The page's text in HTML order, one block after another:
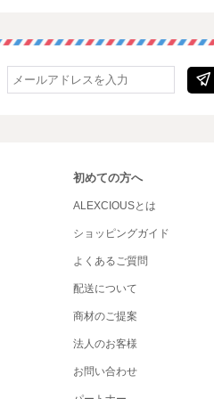
初めての方へ
ALEXCIOUSとは
ショッピングガイド
よくあるご質問
配送について
商材のご提案
法人のお客様
お問い合わせ